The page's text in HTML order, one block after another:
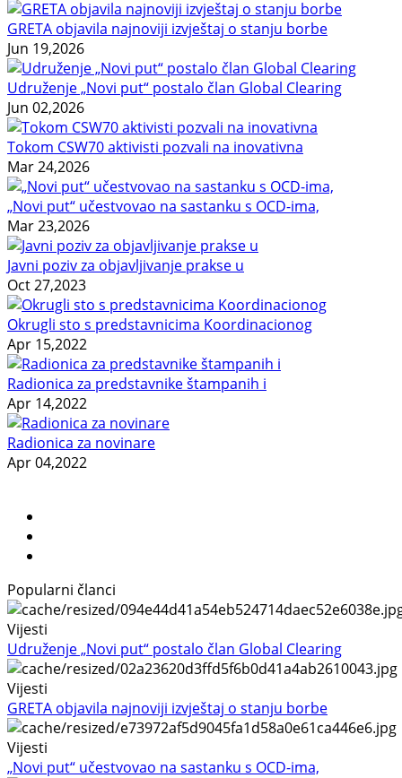
GRETA objavila najnoviji izvještaj o stanju borbe
Jun 19,2026
Udruženje „Novi put“ postalo član Global Clearing
Jun 02,2026
Tokom CSW70 aktivisti pozvali na inovativna
Mar 24,2026
„Novi put“ učestvovao na sastanku s OCD-ima,
Mar 23,2026
Javni poziv za objavljivanje prakse u
Oct 27,2023
Okrugli sto s predstavnicima Koordinacionog
Apr 15,2022
Radionica za predstavnike štampanih i
Apr 14,2022
Radionica za novinare
Apr 04,2022
Popularni članci
Vijesti
Udruženje „Novi put“ postalo član Global Clearing
Vijesti
GRETA objavila najnoviji izvještaj o stanju borbe
Vijesti
„Novi put“ učestvovao na sastanku s OCD-ima,